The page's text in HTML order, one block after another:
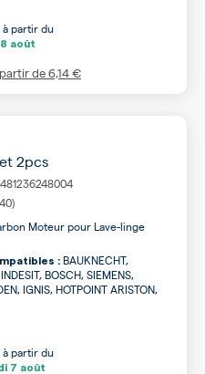
partir du
8 août
de6,14 €
2pcs
Moteur pour Lave-linge
: BAUKNECHT,
BOSCH, SIEMENS,
IGNIS, HOTPOINT ARISTON,
partir du
7 août